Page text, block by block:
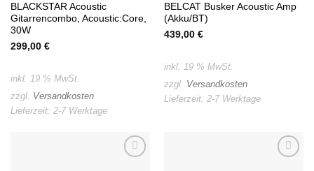
BLACKSTAR Acoustic
Gitarrencombo, Acoustic:Core,
30W
299,00 €
inkl. 19 % MwSt.
zzgl. Versandkosten
Lieferzeit: 2-7 Werktage
BELCAT Busker Acoustic Amp
(Akku/BT)
439,00 €
inkl. 19 % MwSt.
zzgl. Versandkosten
Lieferzeit: 2-7 Werktage